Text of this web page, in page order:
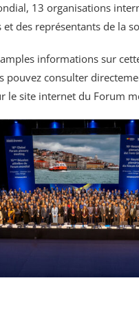
13 organisations
des représentants de la
informations sur
pouvez consulter
le site internet du Forum